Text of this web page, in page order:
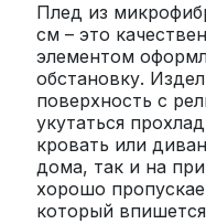
Плед из
см – это
элементом
обстановку.
поверхность с
укутаться
кровать или
дома, так и на
хорошо
который